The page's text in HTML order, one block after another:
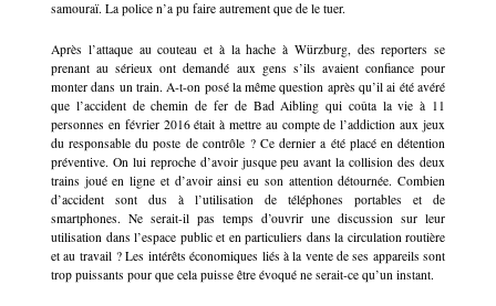
samouraï. La police n’a pu faire autrement que de le tuer.
Après l’attaque au couteau et à la hache à Würzburg, des reporters se
prenant au sérieux ont demandé aux gens s’ils avaient confiance pour
monter dans un train. A-t-on posé la même question après qu’il ai été avéré
que l’accident de chemin de fer de Bad Aibling qui coûta la vie à 11
personnes en février 2016 était à mettre au compte de l’addiction aux jeux
du responsable du poste de contrôle ? Ce dernier a été placé en détention
préventive. On lui reproche d’avoir jusque peu avant la collision des deux
trains joué en ligne et d’avoir ainsi eu son attention détournée. Combien
d’accident sont dus à l’utilisation de téléphones portables et de
smartphones. Ne serait-il pas temps d’ouvrir une discussion sur leur
utilisation dans l’espace public et en particuliers dans la circulation routière
et au travail ? Les intérêts économiques liés à la vente de ses appareils sont
trop puissants pour que cela puisse être évoqué ne serait-ce qu’un instant.